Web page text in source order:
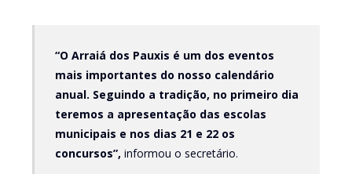
“O Arraiá dos Pauxis é um dos eventos
mais importantes do nosso calendário
anual. Seguindo a tradição, no primeiro dia
teremos a apresentação das escolas
municipais e nos dias 21 e 22 os
concursos”, informou o secretário.